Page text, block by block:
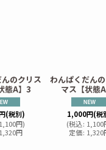
のクリス
態A】3
(税別)
1,100円)
1,320円
わんぱくだん
マス【状態
1,000円(税
(税込: 1,100
定価: 1,320